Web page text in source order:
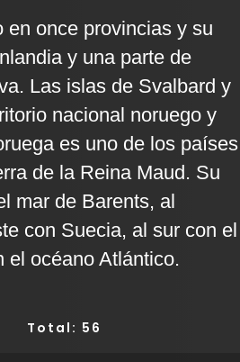
en once provincias y su
y una parte de
Las islas de Svalbard y
nacional noruego y
es uno de los países
de la Reina Maud. Su
mar de Barents, al
con Suecia, al sur con el
el océano Atlántico.
Total: 56